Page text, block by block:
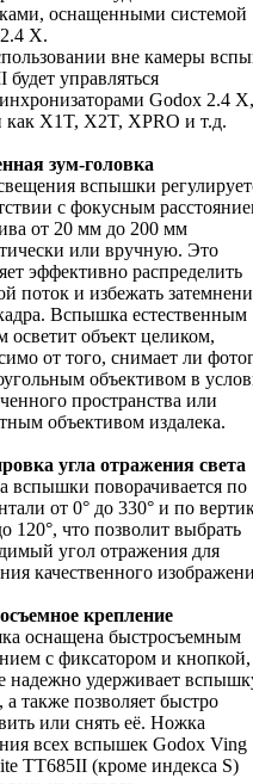
оснащенными системой
X.
вне камеры
будет управляться
Godox 2.4 X,
как X1T, X2T, XPRO и т.д.
зум-головка
вспышки
с фокусным
от 20 мм до 200 мм
или вручную. Это
эффективно распределить
поток и избежать
Вспышка естественным
осветит объект целиком,
от того, снимает ли
объективом в
пространства или
объективом издалека.
угла отражения света
вспышки поворачивается по
от 0° до 330° и по
120°, что позволит выбрать
угол отражения для
качественного
крепление
оснащена быстросъемным
с фиксатором и кнопкой,
надежно удерживает
а также позволяет быстро
или снять её. Ножка
всех вспышек Godox Ving
TT685II (кроме индекса S)